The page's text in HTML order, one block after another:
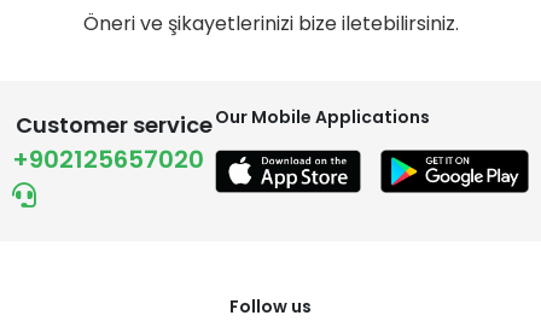
Öneri ve şikayetlerinizi bize iletebilirsiniz.
Customer service
+902125657020
Our Mobile Applications
Follow us